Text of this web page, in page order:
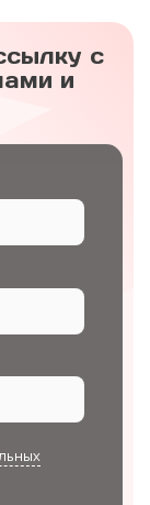
с
и